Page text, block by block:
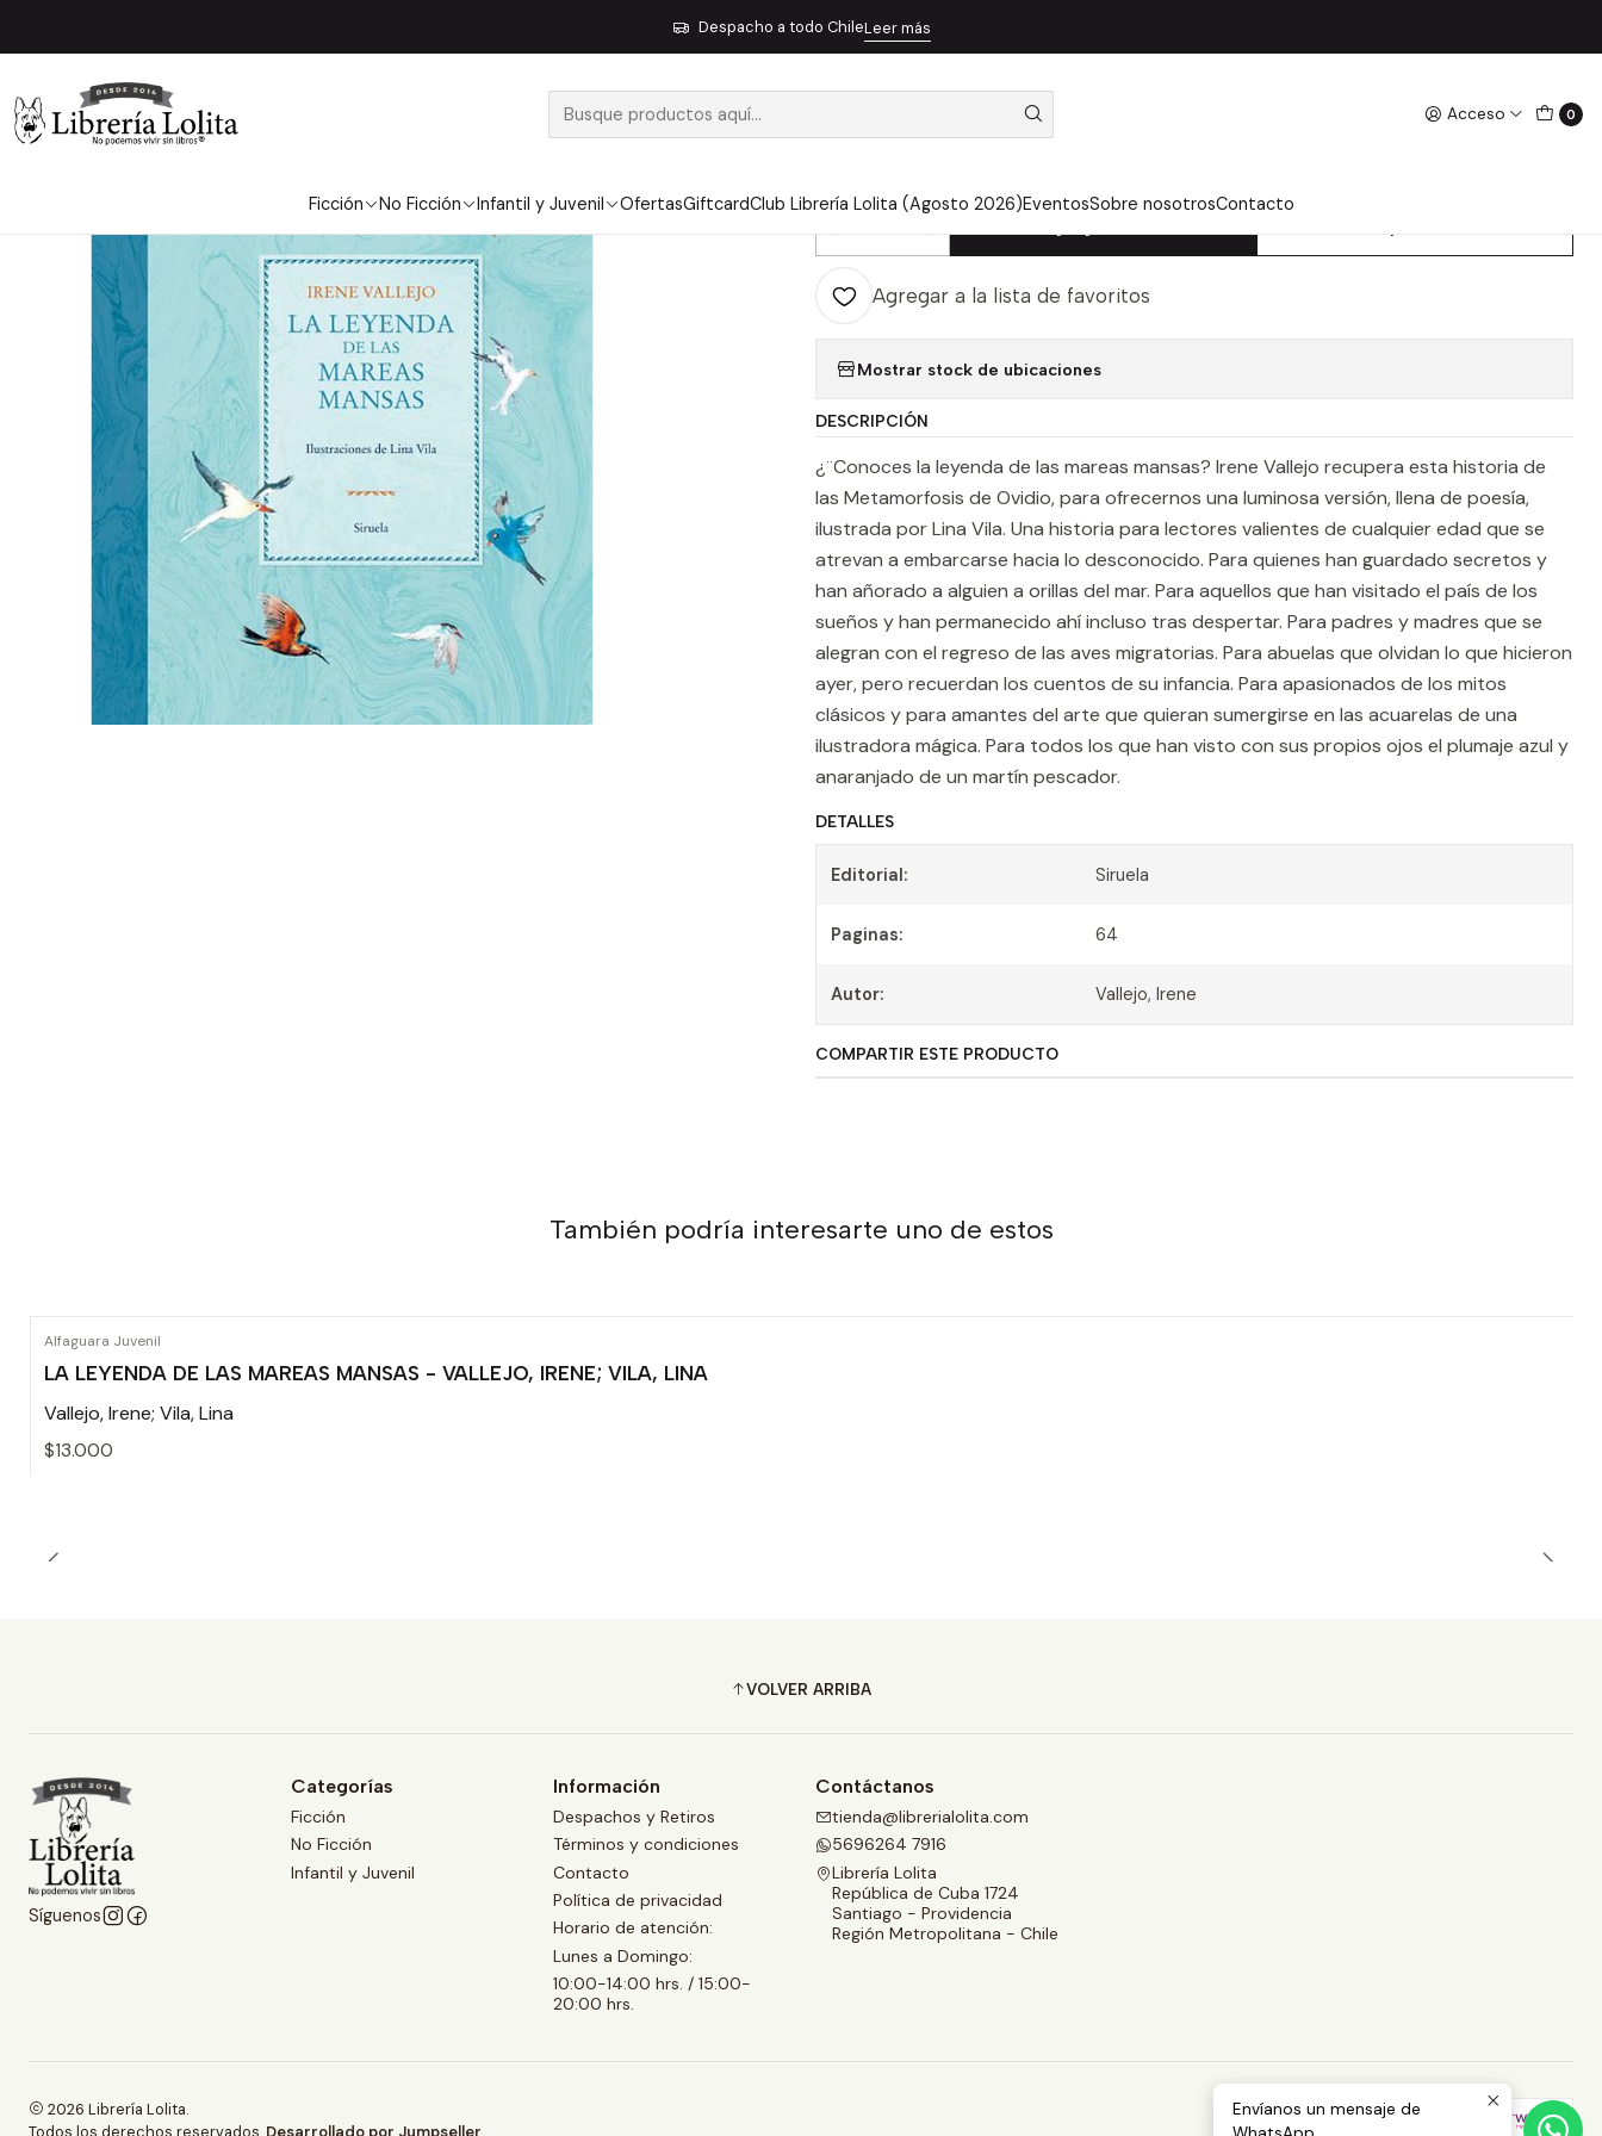
Acceso 0
Ficción No Ficción Infantil y Juvenil OfertasGiftcardClub Librería Lolita (Agosto 2026)EventosSobre nosotrosContacto
Despacho a todo ChileLeer más
Pendiente 10 La Leyenda De Las Mareas Mansas - Vallejo, Irene
LA LEYENDA DE LAS MAREAS MANSAS -
Cantidad
Agregar a la lista de favoritos
Mostrar stock de ubicaciones
DESCRIPCIÓN
¿¨Conoces la leyenda de las mareas mansas? Irene Vallejo recupera esta historia de
las Metamorfosis de Ovidio, para ofrecernos una luminosa versión, llena de poesía,
ilustrada por Lina Vila. Una historia para lectores valientes de cualquier edad que se
atrevan a embarcarse hacia lo desconocido. Para quienes han guardado secretos y
han añorado a alguien a orillas del mar. Para aquellos que han visitado el país de los
sueños y han permanecido ahí incluso tras despertar. Para padres y madres que se
alegran con el regreso de las aves migratorias. Para abuelas que olvidan lo que hicieron
ayer, pero recuerdan los cuentos de su infancia. Para apasionados de los mitos
clásicos y para amantes del arte que quieran sumergirse en las acuarelas de una
ilustradora mágica. Para todos los que han visto con sus propios ojos el plumaje azul y
anaranjado de un martín pescador.
DETALLES
Editorial: Siruela
Paginas: 64
Autor: Vallejo, Irene
COMPARTIR ESTE PRODUCTO
También podría interesarte uno de estos
Alfaguara Juvenil
LA LEYENDA DE LAS MAREAS MANSAS - VALLEJO, IRENE; VILA, LINA
Vallejo, Irene; Vila, Lina
$13.000
VOLVER ARRIBA
Síguenos
Categorías
Ficción
No Ficción
Infantil y Juvenil
Información
Despachos y Retiros
Términos y condiciones
Contacto
Política de privacidad
Horario de atención:
Lunes a Domingo:
10:00-14:00 hrs. / 15:00-
20:00 hrs.
Contáctanos
tienda@librerialolita.com
5696264 7916
Librería Lolita
República de Cuba 1724
Santiago - Providencia
Región Metropolitana - Chile
2026 Librería Lolita.
Envíanos un mensaje de